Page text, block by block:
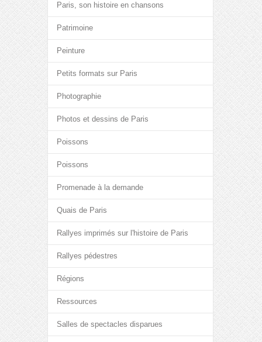
Paris, son histoire en chansons
Patrimoine
Peinture
Petits formats sur Paris
Photographie
Photos et dessins de Paris
Poissons
Poissons
Promenade à la demande
Quais de Paris
Rallyes imprimés sur l'histoire de Paris
Rallyes pédestres
Régions
Ressources
Salles de spectacles disparues